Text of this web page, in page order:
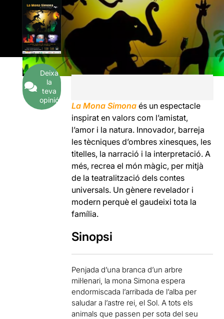
Deixa
la
teva
opinió
La Mona Simona és un espectacle
inspirat en valors com l’amistat,
l’amor i la natura. Innovador, barreja
les tècniques d’ombres xinesques, les
titelles, la narració i la interpretació. A
més, recrea el món màgic, per mitjà
de la teatralització dels contes
universals. Un gènere revelador i
modern perquè el gaudeixi tota la
família.
Sinopsi
Penjada d’una branca d’un arbre
mil·lenari, la mona Simona espera
endormiscada l’arribada de l’alba per
saludar a l’astre rei, el Sol. A tots els
animals que passen per sota del seu